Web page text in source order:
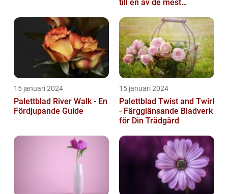
till en av de mest
inomhusväxterna
15 januari 2024
Palettblad River Walk - En
Fördjupande Guide
15 januari 2024
Palettblad Twist and Twirl
- Färgglänsande Bladverk
för Din Trädgård